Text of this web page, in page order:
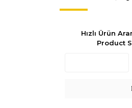
Hızlı Ürün
Product